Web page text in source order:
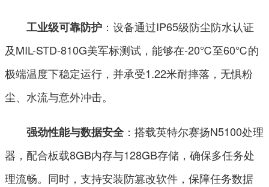
工业级可靠防护 ：设备通过IP65级防尘防水认证
及MIL-STD-810G美军标测试，能够在-20℃至60℃的
极端温度下稳定运行，并承受1.22米耐摔落，无惧粉
尘、水流与意外冲击。
强劲性能与数据安全：搭载英特尔赛扬N5100处理
器，配合板载8GB内存与128GB存储，确保多任务处
理流畅。同时，支持安装防篡改软件，保障任务数据